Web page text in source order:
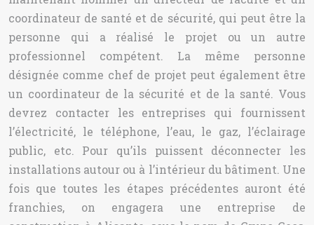
coordinateur de santé et de sécurité, qui peut être la
personne qui a réalisé le projet ou un autre
professionnel compétent. La même personne
désignée comme chef de projet peut également être
un coordinateur de la sécurité et de la santé. Vous
devrez contacter les entreprises qui fournissent
l’électricité, le téléphone, l’eau, le gaz, l’éclairage
public, etc. Pour qu’ils puissent déconnecter les
installations autour ou à l’intérieur du bâtiment. Une
fois que toutes les étapes précédentes auront été
franchies, on engagera une entreprise de